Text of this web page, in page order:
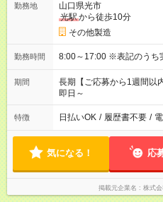
勤務地
山口県光市
光駅から徒歩10分
その他製造
勤務時間 8:00～17:00 ※表記
期間
長期【ご応募から1週間以
即日～
特徴 日払いOK / 履歴書不要 /
気になる！ 応
掲載元企業名 株式